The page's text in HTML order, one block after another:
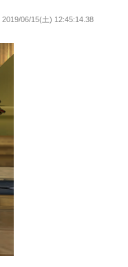
2019/06/15(土) 12:45:14.38